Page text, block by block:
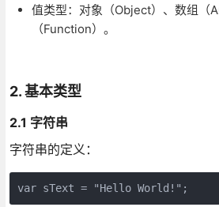
值类型：对象（Object）、数组（
（Function）。
2. 基本类型
2.1 字符串
字符串的定义：